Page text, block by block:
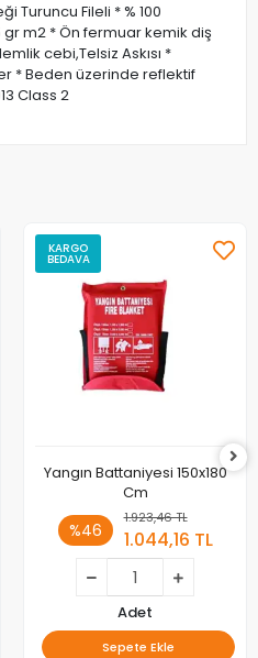
Turuncu Fileli * % 100
gr m2 * Ön fermuar kemik diş
cebi,Telsiz Askısı *
* Beden üzerinde reflektif
Class 2
KARGO
BEDAVA
Yangın Battaniyesi 150x180
Cm
%46
1.923,46 TL
1.044,16 TL
Adet
Sepete Ekle